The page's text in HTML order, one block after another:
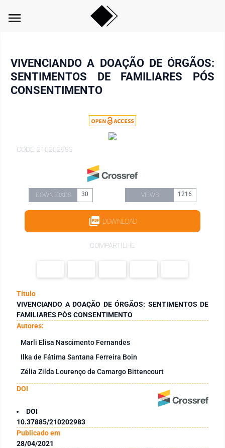
menu
VIVENCIANDO A DOAÇÃO DE ÓRGÃOS:
SENTIMENTOS DE FAMILIARES PÓS
CONSENTIMENTO
CODE: 210202983
DOWNLOADS 30 VIEWS 1216
DOWNLOAD
COMPARTILHE
Título
VIVENCIANDO A DOAÇÃO DE ÓRGÃOS: SENTIMENTOS DE
FAMILIARES PÓS CONSENTIMENTO
Autores:
Marli Elisa Nascimento Fernandes
Ilka de Fátima Santana Ferreira Boin
Zélia Zilda Lourenço de Camargo Bittencourt
DOI
DOI
10.37885/210202983
Publicado em
28/04/2021